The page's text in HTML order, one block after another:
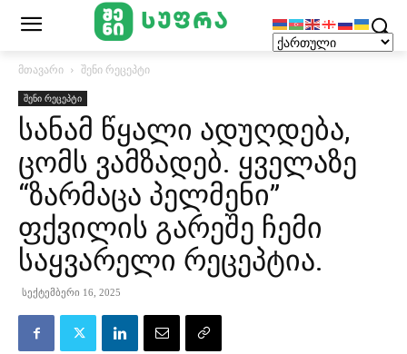
მთავარი შენი რეცეპტი
შენი რეცეპტი
სანამ წყალი ადუღდება,
ცომს ვამზადებ. ყველაზე
“ზარმაცა პელმენი”
ფქვილის გარეშე ჩემი
საყვარელი რეცეპტია.
სექტემბერი 16, 2025